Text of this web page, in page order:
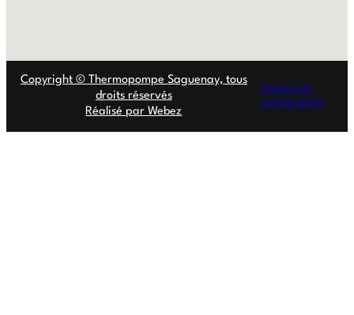
Copyright © Thermopompe Saguenay, tous
droits réservés
Réalisé par Webez
Politique de
confidentialité